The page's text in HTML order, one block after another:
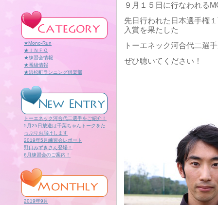
★Mono-Run
★ＩＮＦＯ
★練習会情報
★番組情報
★浜松町ランニング倶楽部
トーエネック河合代二選手をご紹介！
5月25日放送は千葉ちゃんトークをた
っぷりお届けします
2019年5月練習会レポート
野口みずきさん登場！
6月練習会のご案内！
2019年9月
９月１５日に行なわれる
先日行われた日本選手権
入賞を果たした
トーエネック河合代二選
ぜひ聴いてください！